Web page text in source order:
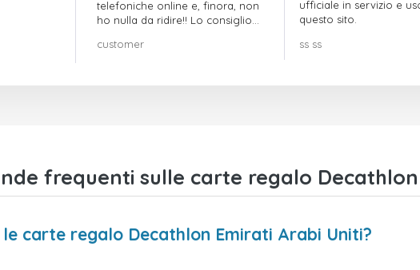
telefoniche online e, finora, non
ho nulla da ridire!! Lo consiglio
customer
ufficiale in servizio e
questo sito.
ss ss
frequenti sulle carte regalo
carte regalo Decathlon Emirati Arabi Uniti?